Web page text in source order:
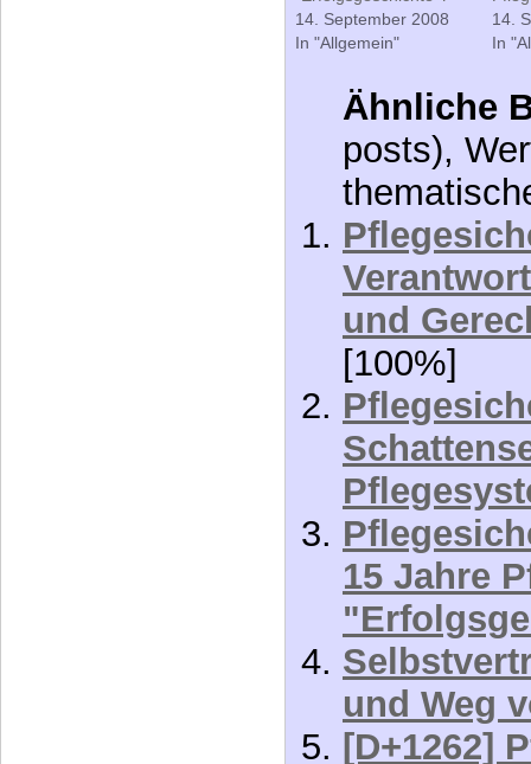
Ähnliche
posts),
und
[100%]
15 Jahre
und Weg
[D+1262]
[D+23]